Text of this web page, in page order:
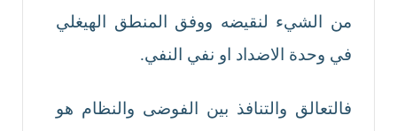
من الشيء لنقيضه ووفق المنطق الهيغلي
في وحدة الاضداد او نفي النفي.
فالتعالق والتنافذ بين الفوضى والنظام هو